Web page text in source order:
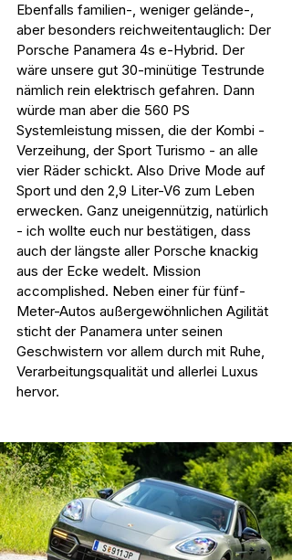
Ebenfalls familien-, weniger gelände-,
aber besonders reichweitentauglich: Der
Porsche Panamera 4s e-Hybrid. Der
wäre unsere gut 30-minütige Testrunde
nämlich rein elektrisch gefahren. Dann
würde man aber die 560 PS
Systemleistung missen, die der Kombi -
Verzeihung, der Sport Turismo - an alle
vier Räder schickt. Also Drive Mode auf
Sport und den 2,9 Liter-V6 zum Leben
erwecken. Ganz uneigennützig, natürlich
- ich wollte euch nur bestätigen, dass
auch der längste aller Porsche knackig
aus der Ecke wedelt. Mission
accomplished. Neben einer für fünf-
Meter-Autos außergewöhnlichen Agilität
sticht der Panamera unter seinen
Geschwistern vor allem durch mit Ruhe,
Verarbeitungsqualität und allerlei Luxus
hervor.